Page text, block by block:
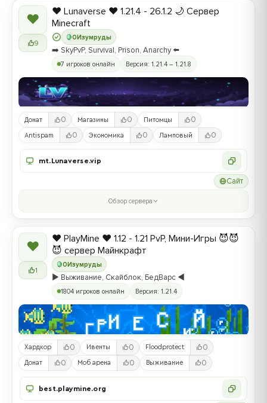
❤
9
0Изумруды
❤️ Lunaverse ❤️ 1.21.4 - 26.1.2 🌙 Сервер
Minecraft
➡️ SkyPvP, Survival, Prison, Anarchy ⬅️
7 игроков онлайн Версия: 1.21.4 – 1.21.8
Донат 0 Магазины 0 Питомцы 0
Antispam 0 Экономика 0 Ламповый 0
mt.Lunaverse.vip
Сайт
Обзор сервера
❤
1
0Изумруды
❤️ PlayMine ❤️ 1.12 - 1.21 PvP, Мини-Игры 😈😈
😈 сервер Майнкрафт
▶️ Выживание, Скайблок, БедВарс ◀️
1804 игроков онлайн Версия: 1.21.4
Хардкор 0 Ивенты 0 Floodprotect 0
Донат 0 Моб арена 0 Выживание 0
best.playmine.org